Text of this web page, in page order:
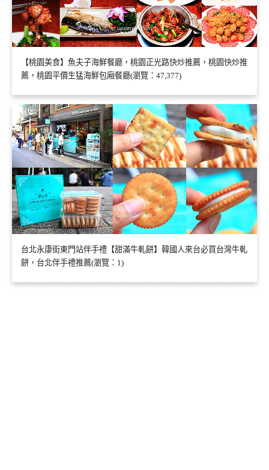
【桃園美食】魚夫子海鮮餐廳，桃園正光路快炒推薦，桃園快炒推
薦，桃園平價生猛海鮮包廂餐廳(瀏覽：47,377)
台北永康街東門站伴手禮【甜滿牛軋餅】韓國人來台必買台灣牛軋
餅，台北伴手禮推薦(瀏覽：1)